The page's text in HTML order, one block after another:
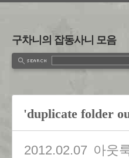
구차니의 잡동사니 모음
'duplicate folder
2012.02.07 아웃